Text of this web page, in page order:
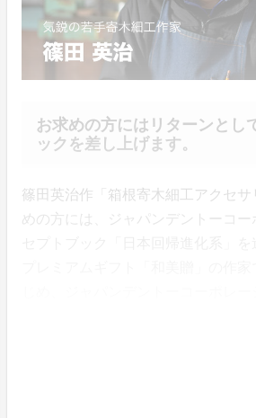
お求めの方にはリターンとし
ックを差し上げます。
篠田英治作「箱根寄木細工アクセ
めの方には、ジャパンデントーコ